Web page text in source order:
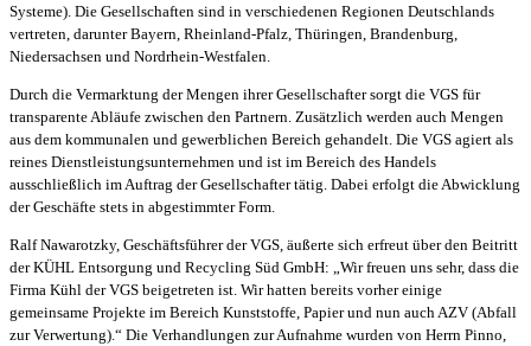
Systeme). Die Gesellschaften sind in verschiedenen Regionen Deutschlands
vertreten, darunter Bayern, Rheinland-Pfalz, Thüringen, Brandenburg,
Niedersachsen und Nordrhein-Westfalen.
Durch die Vermarktung der Mengen ihrer Gesellschafter sorgt die VGS für
transparente Abläufe zwischen den Partnern. Zusätzlich werden auch Mengen
aus dem kommunalen und gewerblichen Bereich gehandelt. Die VGS agiert als
reines Dienstleistungsunternehmen und ist im Bereich des Handels
ausschließlich im Auftrag der Gesellschafter tätig. Dabei erfolgt die Abwicklung
der Geschäfte stets in abgestimmter Form.
Ralf Nawarotzky, Geschäftsführer der VGS, äußerte sich erfreut über den Beitritt
der KÜHL Entsorgung und Recycling Süd GmbH: „Wir freuen uns sehr, dass die
Firma Kühl der VGS beigetreten ist. Wir hatten bereits vorher einige
gemeinsame Projekte im Bereich Kunststoffe, Papier und nun auch AZV (Abfall
zur Verwertung).“ Die Verhandlungen zur Aufnahme wurden von Herrn Pinno,